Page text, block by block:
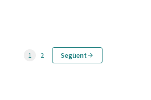
1 2 Següent